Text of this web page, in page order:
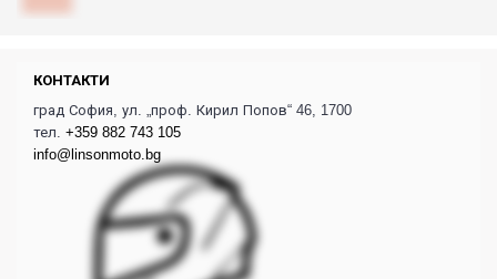
КОНТАКТИ
град София, ул. „проф. Кирил Попов“ 46, 1700
тел. +359 882 743 105
info@linsonmoto.bg